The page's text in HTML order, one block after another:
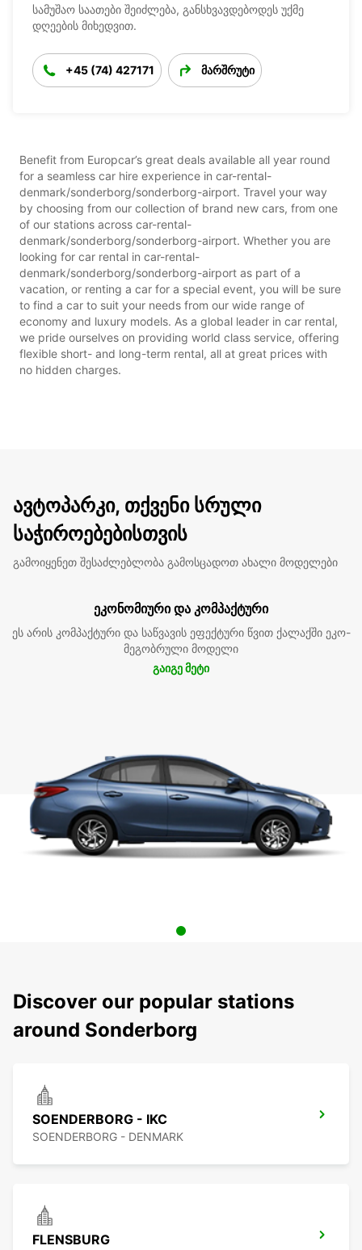
სამუშაო საათები შეიძლება, განსხვავდებოდეს უქმე
დღეების მიხედვით.
+45 (74) 427171 მარშრუტი
Benefit from Europcar’s great deals available all year round
for a seamless car hire experience in car-rental-
denmark/sonderborg/sonderborg-airport. Travel your way
by choosing from our collection of brand new cars, from one
of our stations across car-rental-
denmark/sonderborg/sonderborg-airport. Whether you are
looking for car rental in car-rental-
denmark/sonderborg/sonderborg-airport as part of a
vacation, or renting a car for a special event, you will be sure
to find a car to suit your needs from our wide range of
economy and luxury models. As a global leader in car rental,
we pride ourselves on providing world class service, offering
flexible short- and long-term rental, all at great prices with
no hidden charges.
ავტოპარკი, თქვენი სრული
საჭიროებებისთვის
გამოიყენეთ შესაძლებლობა გამოსცადოთ ახალი მოდელები
ეკონომიური და კომპაქტური
ეს არის კომპაქტური და საწვავის ეფექტური წვით ქალაქში ეკო-
მეგობრული მოდელი
გაიგე მეტი
Discover our popular stations
around Sonderborg
SOENDERBORG - IKC
SOENDERBORG - DENMARK
FLENSBURG